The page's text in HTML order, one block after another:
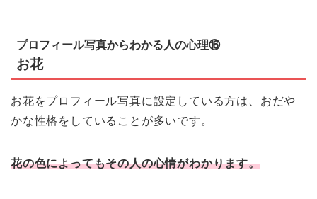
プロフィール写真からわかる人の心理⑯
お花
お花をプロフィール写真に設定している方は、おだや
かな性格をしていることが多いです。
花の色によってもその人の心情がわかります。